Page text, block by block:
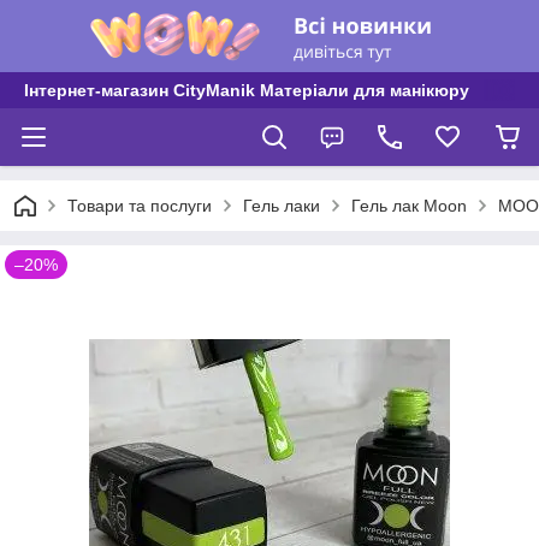
Інтернет-магазин CityManik Матеріали для манікюру
Товари та послуги Гель лаки Гель лак Moon
–20%